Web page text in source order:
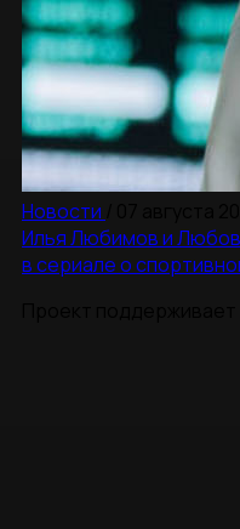
Новости
Илья Любимов и
в сериале о